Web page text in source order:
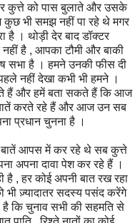
कुत्ते को पास बुलाते और उसके
कुछ भी समझ नहीं पा रहे थे मगर
है । थोड़ी देर बाद डॉक्टर
है , आपका टौमी और बाकी
सभा है । हमने उनकी फीस दी
नहीं देखा कभी भी हमने ।
हैं और हमें बता सकते हैं कि आज
बातें करते रहे हैं और आज उन सब
प्रधान चुनना है ।
आपस में कर रहे थे सब कुत्ते
अपना दावा पेश कर रहे हैं ।
है , हर कोई अपनी बात रख रहा
ज़्यादातर सदस्य पसंद करेंगे
है कि चुनाव सभी की सहमति से